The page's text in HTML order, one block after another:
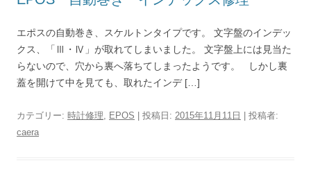
エポスの自動巻き、スケルトンタイプです。 文字盤のインデッ
クス、「Ⅲ・Ⅳ」が取れてしまいました。 文字盤上には見当た
らないので、穴から裏へ落ちてしまったようです。 しかし裏
蓋を開けて中を見ても、取れたインデ […]
カテゴリー: 時計修理 EPOS | 投稿日: 2015年11月11日 | 投稿者:
caera